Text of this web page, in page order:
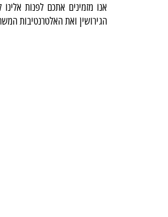
אנו מזמינים אתכם לפנות
הגירושין ואת האלטרנטיבות